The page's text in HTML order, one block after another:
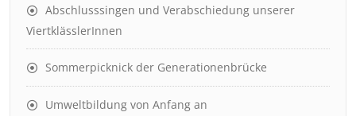
Abschlusssingen und Verabschiedung unserer
ViertklässlerInnen
Sommerpicknick der Generationenbrücke
Umweltbildung von Anfang an